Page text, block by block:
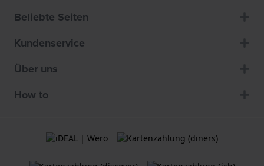
Beliebte Seiten
Kundenservice
Über uns
How to